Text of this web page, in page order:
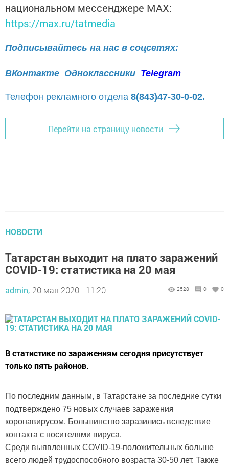
национальном мессенджере MАХ:
https://max.ru/tatmedia
Подписывайтесь на нас в соцсетях:
ВКонтакте Одноклассники Telegram
Телефон рекламного отдела 8(843)47-30-0-02.
Перейти на страницу новости
НОВОСТИ
Татарстан выходит на плато заражений
COVID-19: статистика на 20 мая
admin, 20 мая 2020 - 11:20 2528 0 0
В статистике по заражениям сегодня присутствует
только пять районов.
По последним данным, в Татарстане за последние сутки
подтверждено 75 новых случаев заражения
коронавирусом. Большинство заразились вследствие
контакта с носителями вируса.
Среди выявленных COVID-19-положительных больше
всего людей трудоспособного возраста 30-50 лет. Также